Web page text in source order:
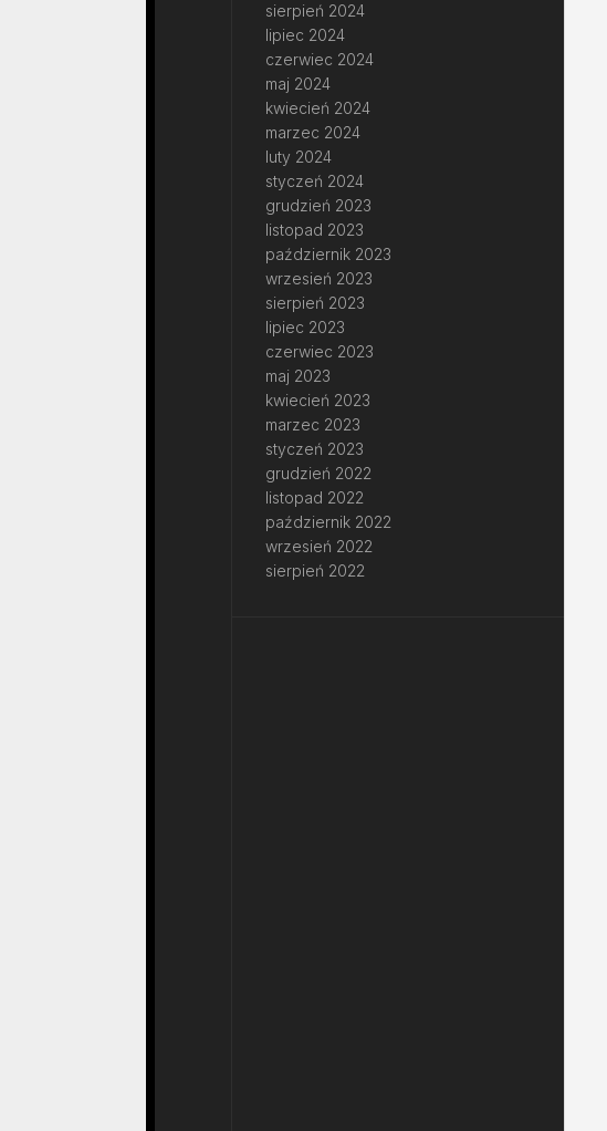
sierpień 2024
lipiec 2024
czerwiec 2024
maj 2024
kwiecień 2024
marzec 2024
luty 2024
styczeń 2024
grudzień 2023
listopad 2023
październik 2023
wrzesień 2023
sierpień 2023
lipiec 2023
czerwiec 2023
maj 2023
kwiecień 2023
marzec 2023
styczeń 2023
grudzień 2022
listopad 2022
październik 2022
wrzesień 2022
sierpień 2022